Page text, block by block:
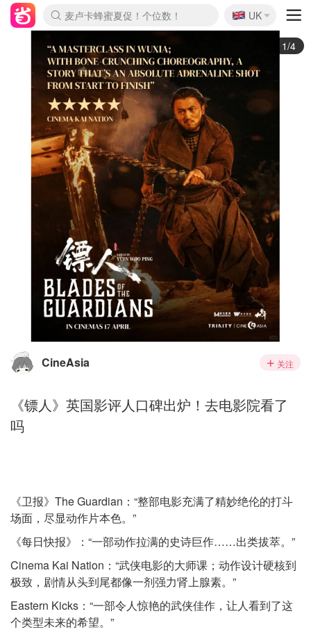
麦卢卡蜂蜜夏促！个位数！
Prada/Miu 4.8折！
🇬🇧
UK
2/4
CineAsia 关注
《镖人》英国影评人口碑出炉！去电影院看了
吗
《卫报》The Guardian：“整部电影充满了精妙绝伦的打斗
场面，尽显动作片本色。”
《每日快报》：“一部动作拉满的史诗巨作……出类拔萃。”
Cinema Kai Nation：“武侠电影的大师课；动作设计硬核到
极致，剧情从头到尾都像一剂强力肾上腺素。”
Eastern Kicks：“一部令人惊艳的武侠佳作，让人看到了这
个类型未来的希望。”